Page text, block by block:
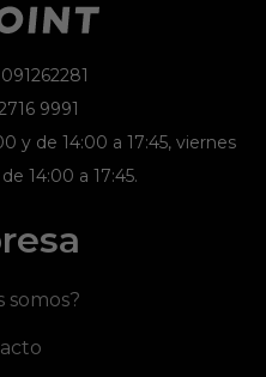
9991
y de 14:00 a 17:45, viernes
14:00 a 17:45.
somos?